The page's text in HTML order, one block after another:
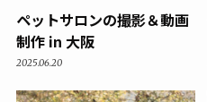
ペットサロンの撮影＆動画
制作 in 大阪
2025.06.20